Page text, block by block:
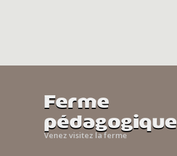
Ferme
pédagogique
Venez visitez la ferme